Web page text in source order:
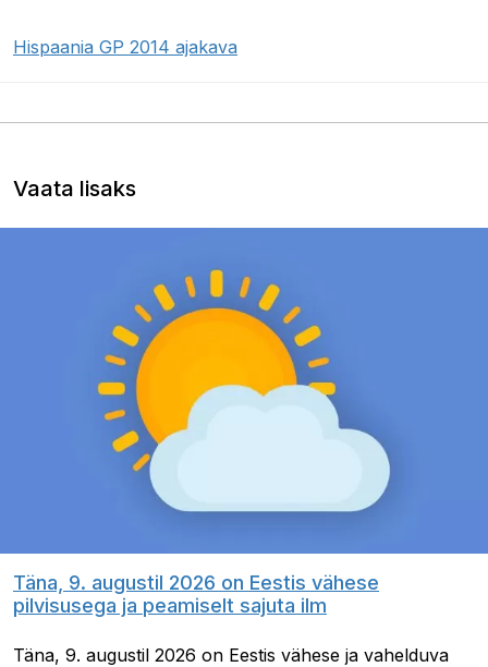
Hispaania GP 2014 ajakava
Vaata lisaks
Täna, 9. augustil 2026 on Eestis vähese
pilvisusega ja peamiselt sajuta ilm
Täna, 9. augustil 2026 on Eestis vähese ja vahelduva